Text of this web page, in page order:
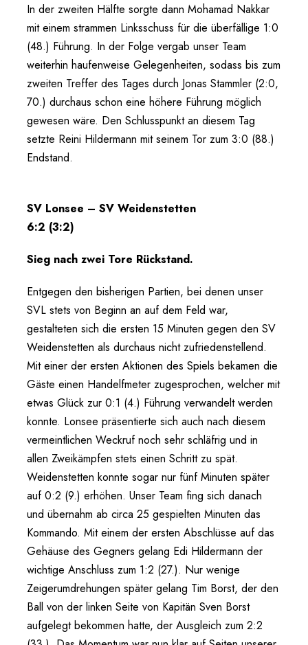
In der zweiten Hälfte sorgte dann Mohamad Nakkar
mit einem strammen Linksschuss für die überfällige 1:0
(48.) Führung. In der Folge vergab unser Team
weiterhin haufenweise Gelegenheiten, sodass bis zum
zweiten Treffer des Tages durch Jonas Stammler (2:0,
70.) durchaus schon eine höhere Führung möglich
gewesen wäre. Den Schlusspunkt an diesem Tag
setzte Reini Hildermann mit seinem Tor zum 3:0 (88.)
Endstand.
SV Lonsee – SV Weidenstetten
6:2 (3:2)
Sieg nach zwei Tore Rückstand.
Entgegen den bisherigen Partien, bei denen unser
SVL stets von Beginn an auf dem Feld war,
gestalteten sich die ersten 15 Minuten gegen den SV
Weidenstetten als durchaus nicht zufriedenstellend.
Mit einer der ersten Aktionen des Spiels bekamen die
Gäste einen Handelfmeter zugesprochen, welcher mit
etwas Glück zur 0:1 (4.) Führung verwandelt werden
konnte. Lonsee präsentierte sich auch nach diesem
vermeintlichen Weckruf noch sehr schläfrig und in
allen Zweikämpfen stets einen Schritt zu spät.
Weidenstetten konnte sogar nur fünf Minuten später
auf 0:2 (9.) erhöhen. Unser Team fing sich danach
und übernahm ab circa 25 gespielten Minuten das
Kommando. Mit einem der ersten Abschlüsse auf das
Gehäuse des Gegners gelang Edi Hildermann der
wichtige Anschluss zum 1:2 (27.). Nur wenige
Zeigerumdrehungen später gelang Tim Borst, der den
Ball von der linken Seite von Kapitän Sven Borst
aufgelegt bekommen hatte, der Ausgleich zum 2:2